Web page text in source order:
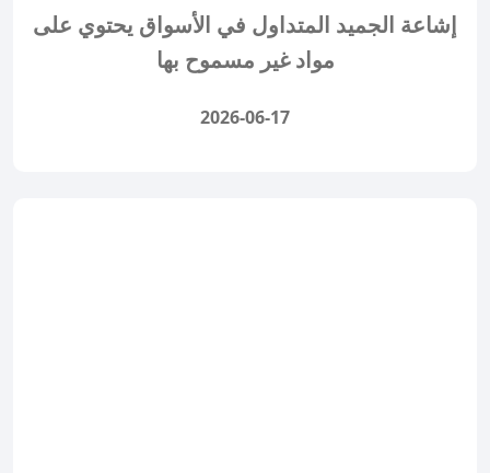
إشاعة الجميد المتداول في الأسواق يحتوي على
مواد غير مسموح بها
2026-06-17